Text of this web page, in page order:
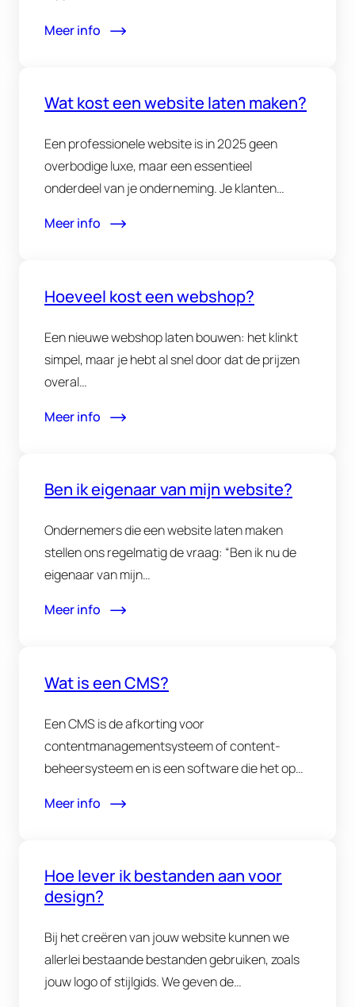
Meer info
Wat kost een website laten maken?
Een professionele website is in 2025 geen
overbodige luxe, maar een essentieel
onderdeel van je onderneming. Je klanten…
Meer info
Hoeveel kost een webshop?
Een nieuwe webshop laten bouwen: het klinkt
simpel, maar je hebt al snel door dat de prijzen
overal…
Meer info
Ben ik eigenaar van mijn website?
Ondernemers die een website laten maken
stellen ons regelmatig de vraag: “Ben ik nu de
eigenaar van mijn…
Meer info
Wat is een CMS?
Een CMS is de afkorting voor
contentmanagementsysteem of content-
beheersysteem en is een software die het op
Meer info
Hoe lever ik bestanden aan voor
design?
Bij het creëren van jouw website kunnen we
allerlei bestaande bestanden gebruiken, zoals
jouw logo of stijlgids. We geven de…